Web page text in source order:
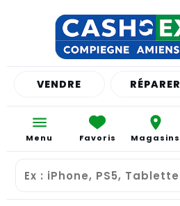
VENDRE RÉPARER
Menu Favoris Magasins